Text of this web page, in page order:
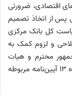
اقتصادی، ضرورتی
پس از اتخاذ تصمیم
در جایگاه ریاست کل بانک مرکزی
و لزوم کمک به
محترم و هیات
وزیران، از این تصمیم در قالب ریاست کارگروه ماده ۱۳ آیین‌نامه مربوطه